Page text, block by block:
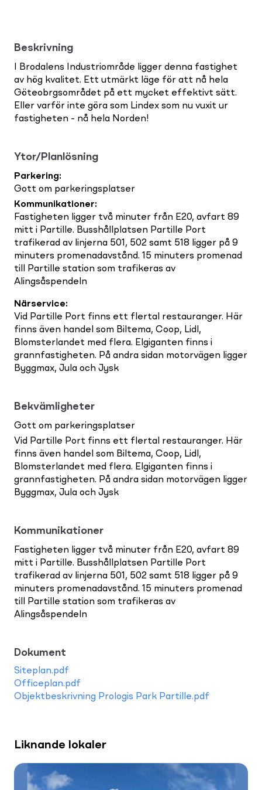
Beskrivning
I Brodalens Industriområde ligger denna fastighet
av hög kvalitet. Ett utmärkt läge för att nå hela
Göteobrgsområdet på ett mycket effektivt sätt.
Eller varför inte göra som Lindex som nu vuxit ur
fastigheten - nå hela Norden!
Ytor/Planlösning
Parkering:
Gott om parkeringsplatser
Kommunikationer:
Fastigheten ligger två minuter från E20, avfart 89
mitt i Partille. Busshållplatsen Partille Port
trafikerad av linjerna 501, 502 samt 518 ligger på 9
minuters promenadavstånd. 15 minuters promenad
till Partille station som trafikeras av
Alingsåspendeln
Närservice:
Vid Partille Port finns ett flertal restauranger. Här
finns även handel som Biltema, Coop, Lidl,
Blomsterlandet med flera. Elgiganten finns i
grannfastigheten. På andra sidan motorvägen ligger
Byggmax, Jula och Jysk
Bekvämligheter
Gott om parkeringsplatser
Vid Partille Port finns ett flertal restauranger. Här
finns även handel som Biltema, Coop, Lidl,
Blomsterlandet med flera. Elgiganten finns i
grannfastigheten. På andra sidan motorvägen ligger
Byggmax, Jula och Jysk
Kommunikationer
Fastigheten ligger två minuter från E20, avfart 89
mitt i Partille. Busshållplatsen Partille Port
trafikerad av linjerna 501, 502 samt 518 ligger på 9
minuters promenadavstånd. 15 minuters promenad
till Partille station som trafikeras av
Alingsåspendeln
Dokument
Siteplan.pdf
Officeplan.pdf
Objektbeskrivning Prologis Park Partille.pdf
Liknande lokaler